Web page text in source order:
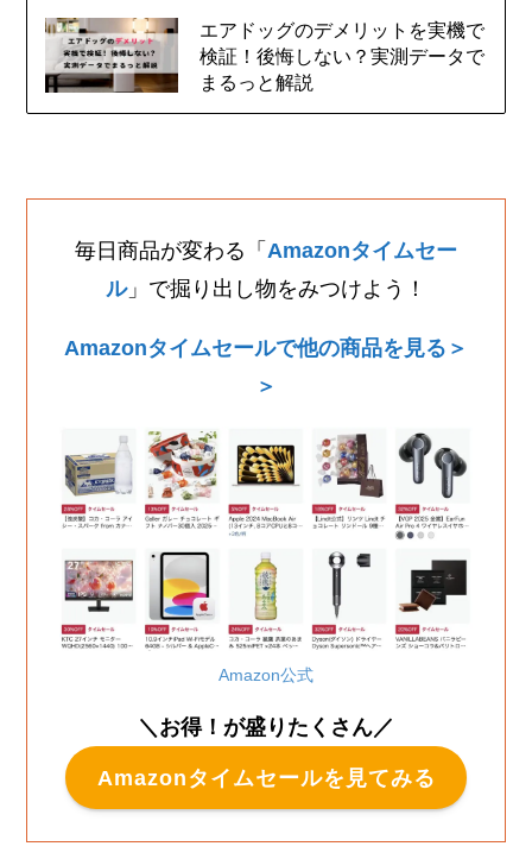
エアドッグのデメリットを実機で
検証！後悔しない？実測データで
まるっと解説
毎日商品が変わる「 Amazonタイムセー
ル」で掘り出し物をみつけよう！
Amazonタイムセールで他の商品を見る＞
＞
Amazon公式
＼お得！が盛りたくさん／
Amazonタイムセールを見てみる